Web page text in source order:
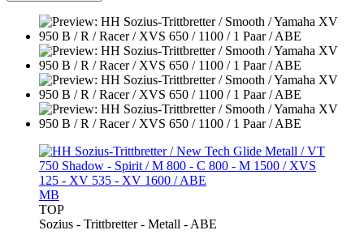
MB
TOP
Sozius - Trittbretter - Metall - ABE